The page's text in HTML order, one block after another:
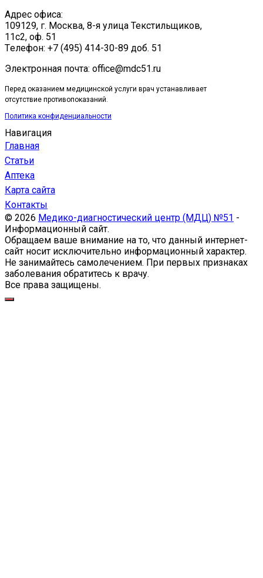
Адрес офиса:
109129, г. Москва, ​8-я улица Текстильщиков,
11с2, оф. 51
Tелефон: +7 (495) 414-30-89 доб. 51
Электронная почта: office@mdc51.ru
Перед оказанием медицинской услуги врач устанавливает
отсутствие противопоказаний.
Политика конфиденциальности
Навигация
Главная
Статьи
Аптека
Карта сайта
Контакты
© 2026 Медико-диагностический центр (МДЦ) №51 -
Информационный сайт.
Обращаем ваше внимание на то, что данный интернет-
сайт носит исключительно информационный характер.
Не занимайтесь самолечением. При первых признаках
заболевания обратитесь к врачу.
Все права защищены.